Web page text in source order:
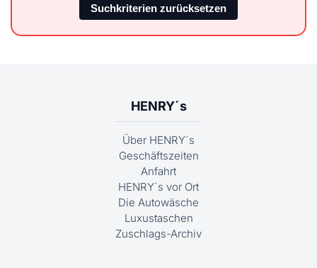
HENRY´s
Über HENRY´s
Geschäftszeiten
Anfahrt
HENRY´s vor Ort
Die Autowäsche
Luxustaschen
Zuschlags-Archiv